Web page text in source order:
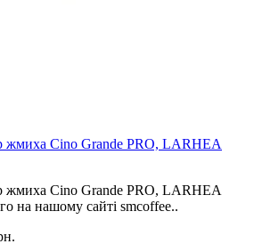
жмиха Cino Grande PRO, LARHEA
жмиха Cino Grande PRO, LARHEA
на нашому сайті smcoffee..